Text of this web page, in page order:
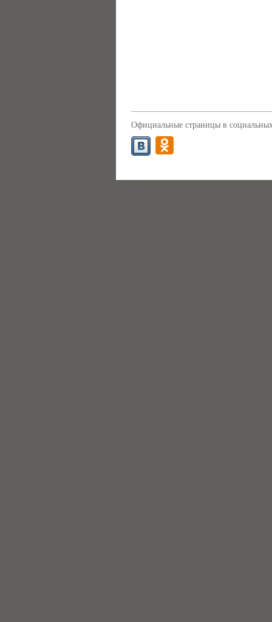
Официальные страницы в социальных